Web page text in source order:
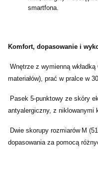
smartfona.
Komfort, dopasowanie i
Wnętrze z wymienną
materiałów), prać w pralce w
Pasek 5‑punktowy ze skóry
antyalergiczny, z niklowanymi
Dwie skorupy rozmiarów M
dopasowania za pomocą